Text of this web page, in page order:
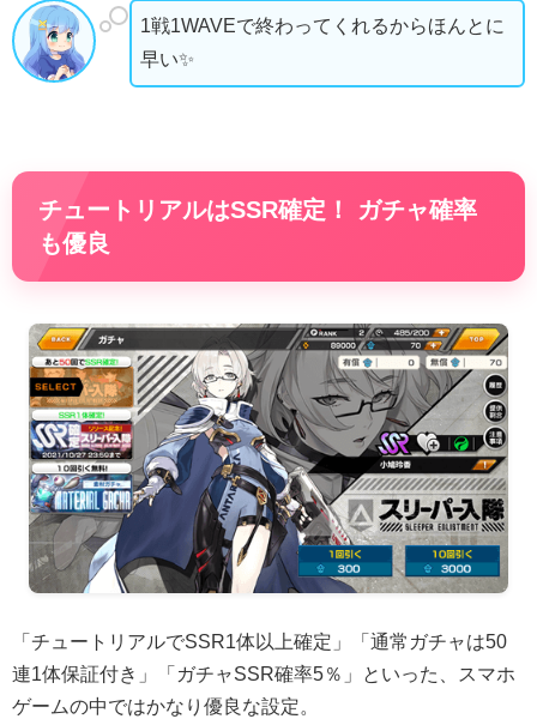
1戦1WAVEで終わってくれるからほんとに
早い✨
チュートリアルはSSR確定！ ガチャ確率
も優良
「チュートリアルでSSR1体以上確定」「通常ガチャは50
連1体保証付き」「ガチャSSR確率5％」といった、スマホ
ゲームの中ではかなり優良な設定。